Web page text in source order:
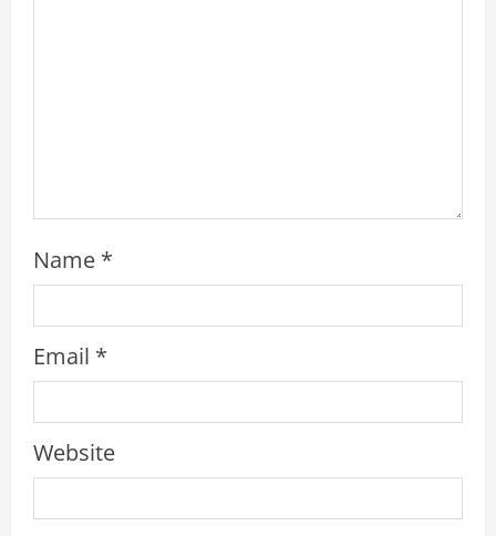
Name *
Email *
Website